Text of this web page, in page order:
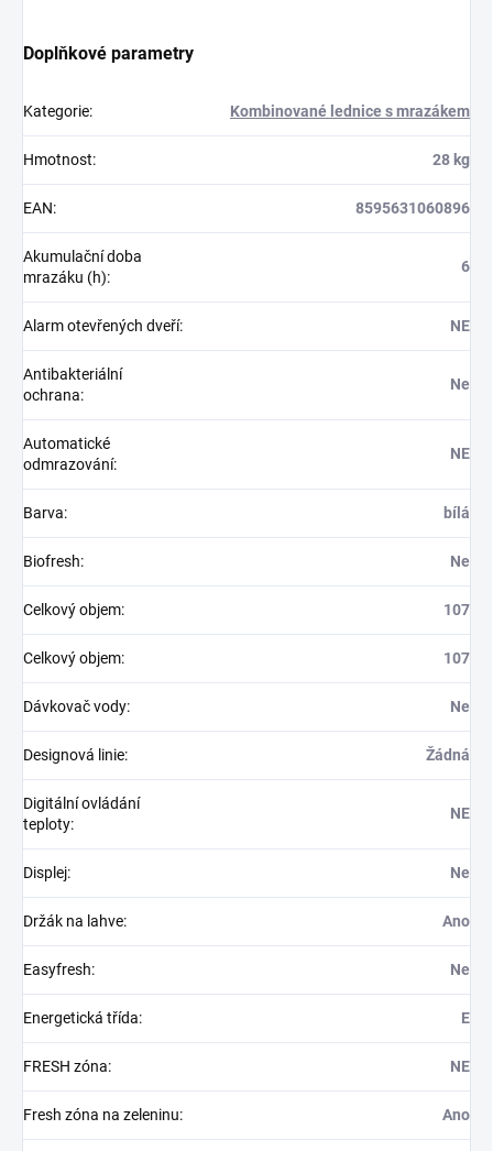
Doplňkové parametry
Kategorie: Kombinované lednice s mrazákem
Hmotnost: 28 kg
EAN: 8595631060896
Akumulační doba
mrazáku (h):
6
Alarm otevřených dveří: NE
Antibakteriální
ochrana:
Ne
Automatické
odmrazování:
NE
Barva: bílá
Biofresh: Ne
Celkový objem: 107
Celkový objem: 107
Dávkovač vody: Ne
Designová linie: Žádná
Digitální ovládání
teploty:
NE
Displej: Ne
Držák na lahve: Ano
Easyfresh: Ne
Energetická třída: E
FRESH zóna: NE
Fresh zóna na zeleninu: Ano